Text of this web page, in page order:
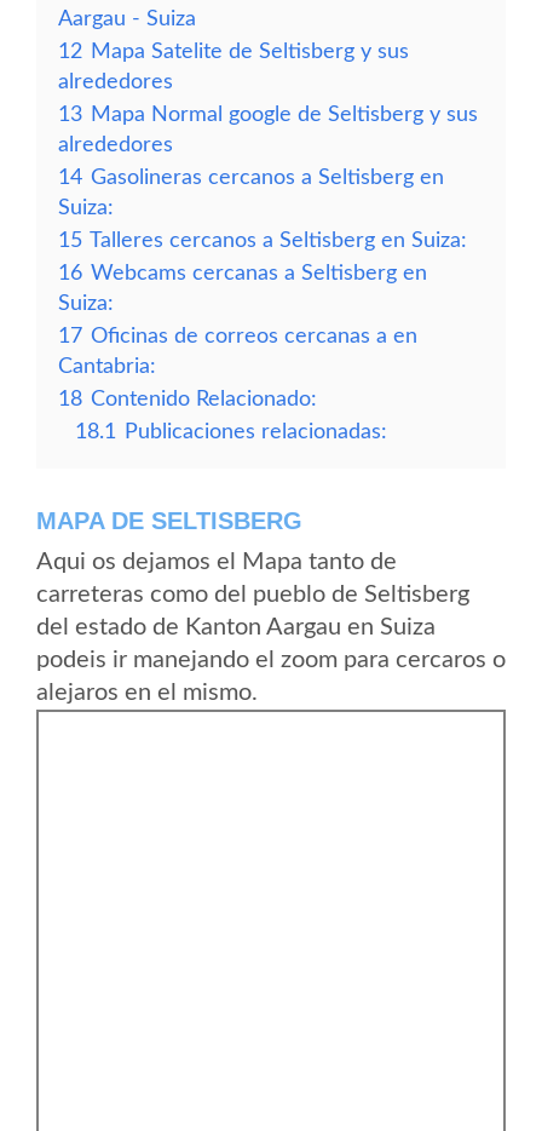
Aargau - Suiza
12 Mapa Satelite de Seltisberg y sus
alrededores
13 Mapa Normal google de Seltisberg y sus
alrededores
14 Gasolineras cercanos a Seltisberg en
Suiza:
15 Talleres cercanos a Seltisberg en Suiza:
16 Webcams cercanas a Seltisberg en
Suiza:
17 Oficinas de correos cercanas a en
Cantabria:
18 Contenido Relacionado:
18.1
Publicaciones relacionadas:
MAPA DE SELTISBERG
Aqui os dejamos el Mapa tanto de
carreteras como del pueblo de Seltisberg
del estado de Kanton Aargau en Suiza
podeis ir manejando el zoom para cercaros o
alejaros en el mismo.